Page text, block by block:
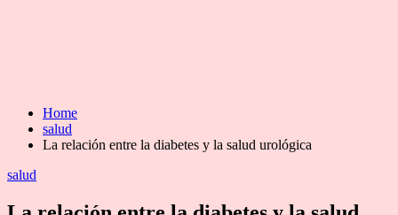
Home
salud
La relación entre la diabetes y la salud urológica
Categories
salud